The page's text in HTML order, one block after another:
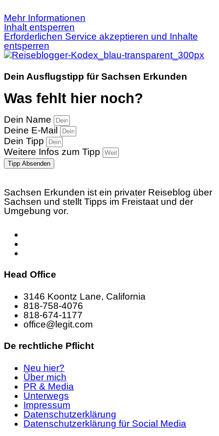
Mehr Informationen
Inhalt entsperren
Erforderlichen Service akzeptieren und Inhalte
entsperren
Dein Ausflugstipp für Sachsen Erkunden
Was fehlt hier noch?
Dein Name
Deine E-Mail
Dein Tipp
Weitere Infos zum Tipp
Tipp Absenden
Sachsen Erkunden ist ein privater Reiseblog über
Sachsen und stellt Tipps im Freistaat und der
Umgebung vor.
Head Office
3146 Koontz Lane, California
818-758-4076
818-674-1177
office@legit.com
De rechtliche Pflicht
Neu hier?
Über mich
PR & Media
Unterwegs
Impressum
Datenschutzerklärung
Datenschutzerklärung für Social Media